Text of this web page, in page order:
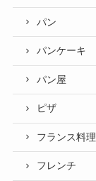
パン
パンケーキ
パン屋
ピザ
フランス料理
フレンチ